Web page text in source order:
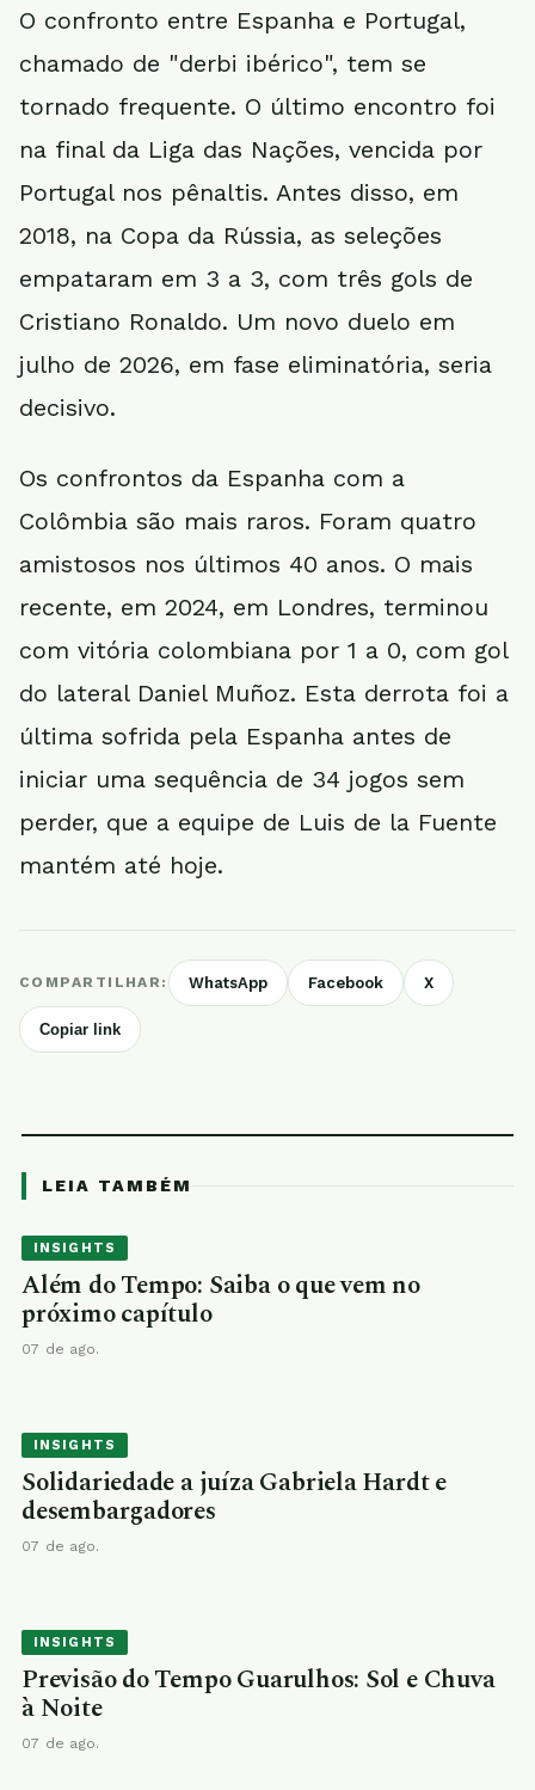
O confronto entre Espanha e Portugal,
chamado de "derbi ibérico", tem se
tornado frequente. O último encontro foi
na final da Liga das Nações, vencida por
Portugal nos pênaltis. Antes disso, em
2018, na Copa da Rússia, as seleções
empataram em 3 a 3, com três gols de
Cristiano Ronaldo. Um novo duelo em
julho de 2026, em fase eliminatória, seria
decisivo.
Os confrontos da Espanha com a
Colômbia são mais raros. Foram quatro
amistosos nos últimos 40 anos. O mais
recente, em 2024, em Londres, terminou
com vitória colombiana por 1 a 0, com gol
do lateral Daniel Muñoz. Esta derrota foi a
última sofrida pela Espanha antes de
iniciar uma sequência de 34 jogos sem
perder, que a equipe de Luis de la Fuente
mantém até hoje.
COMPARTILHAR: WhatsApp Facebook X
Copiar link
LEIA TAMBÉM
INSIGHTS
Além do Tempo: Saiba o que vem no
próximo capítulo
07 de ago.
INSIGHTS
Solidariedade a juíza Gabriela Hardt e
desembargadores
07 de ago.
INSIGHTS
Previsão do Tempo Guarulhos: Sol e Chuva
à Noite
07 de ago.